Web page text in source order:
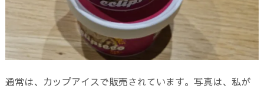
通常は、カップアイスで販売されています。写真は、私が